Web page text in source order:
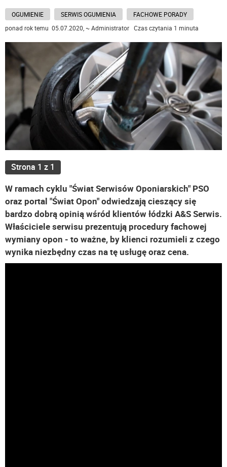
OGUMIENIE SERWIS OGUMIENIA
FACHOWE PORADY
ponad rok temu 05.07.2020, ~ Administrator Czas czytania 1 minuta
Strona 1 z 1
W ramach cyklu "Świat Serwisów Oponiarskich" PSO
oraz portal "Świat Opon" odwiedzają cieszący się
bardzo dobrą opinią wśród klientów łódzki A&S Serwis.
Właściciele serwisu prezentują procedury fachowej
wymiany opon - to ważne, by klienci rozumieli z czego
wynika niezbędny czas na tę usługę oraz cena.